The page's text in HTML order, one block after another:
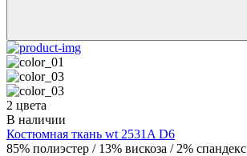
2 цвета
В наличии
Костюмная ткань wt 2531A D6
85% полиэстер / 13% вискоза / 2% спандекс